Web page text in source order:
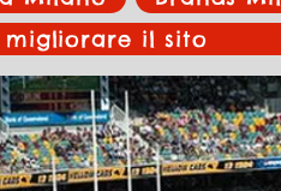
il sito